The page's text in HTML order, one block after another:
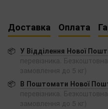
Доставка Оплата
📦 У Відділення Нової
перевізника.
замовлення до 5 кг)
📦 В Поштомати Нової
перевізника.
замовлення до 5 кг)